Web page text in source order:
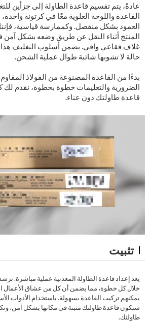
عادةً، يتم تقسيم قاعدة الطاولة إلى جزأين
القاعدة واللوحة العلوية معًا في كرتونة واحدة،
العمود بشكل منفصل. وكممارسة قياسية،
المنتج أثناء النقل عن طريق وضعه بشكل آمن
غلاف فقاعي واقي. يضمن أسلوب التغليف
حالة لا تشوبها شائبة طوال عملية الشحن.
بدءًا من القاعدة المصنوعة من الفولاذ
الضرورية والتعليمات خطوة بخطوة، نقدم لك
قاعدة طاولتك دون عناء.
تثبيت
يعد إعداد قاعدة الطاولة المعدنية عملية مباشرة.
خلال كل خطوة، مما يضمن أن كل من عشاق الأعمال
يمكنهم تركيب القاعدة بسهولة. باستخدام الأدوات
ستكون قاعدة طاولتك مثبتة في مكانها بشكل آمن،
طاولتك.